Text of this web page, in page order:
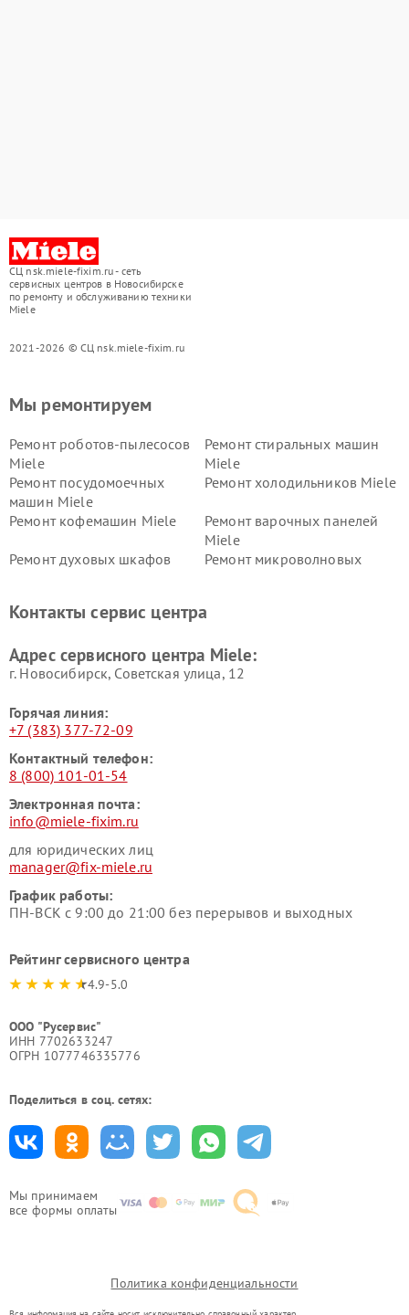
СЦ nsk.miele-fixim.ru - сеть
сервисных центров в Новосибирске
по ремонту и обслуживанию техники
Miele
2021-2026 © СЦ nsk.miele-fixim.ru
Мы принимаем
все формы оплаты
Мы ремонтируем
Ремонт роботов-пылесосов
Miele
Ремонт стиральных машин
Miele
Ремонт посудомоечных
машин Miele
Ремонт холодильников Miele
Ремонт кофемашин Miele
Ремонт варочных панелей
Miele
Ремонт духовых шкафов
Ремонт микроволновых
Miele
Miele
пылесосов Miele
Контакты сервис центра
Адрес сервисного центра Miele:
г. Новосибирск, Советская улица, 12
Горячая линия:
+7 (383) 377-72-09
Контактный телефон:
8 (800) 101-01-54
Электронная почта:
info@miele-fixim.ru
для юридических лиц
manager@fix-miele.ru
График работы:
ПН-ВСК с 9:00 до 21:00 без перерывов и выходных
Рейтинг сервисного центра
4.9-5.0
ООО "Русервис"
ИНН 7702633247
ОГРН 1077746335776
Поделиться в соц. сетях:
Политика конфиденциальности